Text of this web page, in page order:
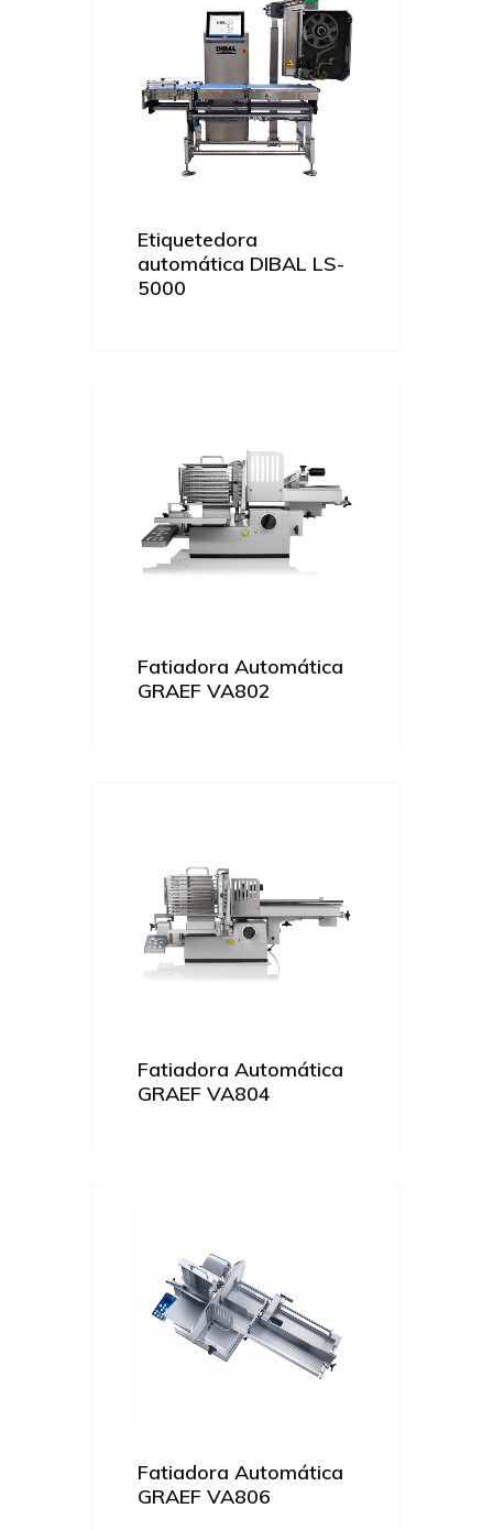
Etiquetedora
automática DIBAL LS-
5000
Fatiadora Automática
GRAEF VA802
Fatiadora Automática
GRAEF VA804
Fatiadora Automática
GRAEF VA806